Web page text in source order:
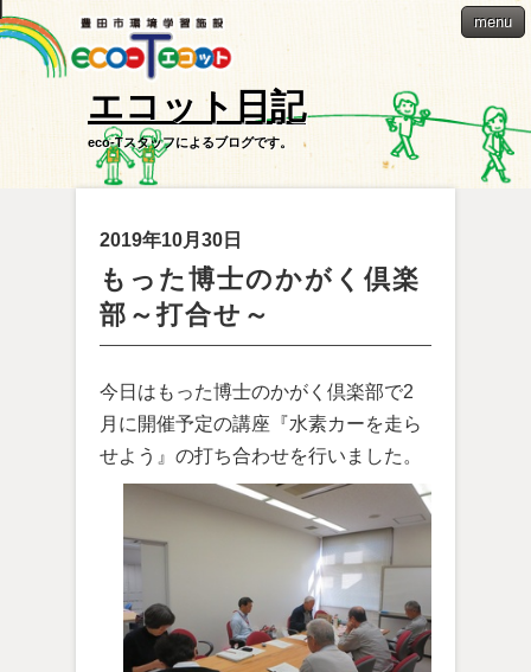
menu
エコット日記
eco-Tスタッフによるブログです。
2019年10月30日
もった博士のかがく倶楽
部～打合せ～
今日はもった博士のかがく倶楽部で2
月に開催予定の講座『水素カーを走ら
せよう』の打ち合わせを行いました。